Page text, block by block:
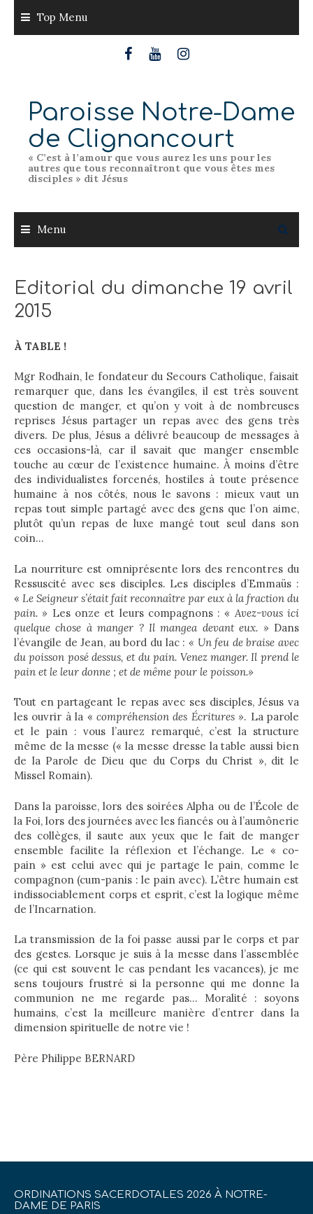
content
Top Menu
Paroisse Notre-Dame
de Clignancourt
« C’est à l’amour que vous aurez les uns pour les
autres que tous reconnaîtront que vous êtes mes
disciples » dit Jésus
Menu
Editorial du dimanche 19 avril
2015
À TABLE !
Mgr Rodhain, le fondateur du Secours Catholique, faisait
remarquer que, dans les évangiles, il est très souvent
question de manger, et qu’on y voit à de nombreuses
reprises Jésus partager un repas avec des gens très
divers. De plus, Jésus a délivré beaucoup de messages à
ces occasions-là, car il savait que manger ensemble
touche au cœur de l’existence humaine. À moins d’être
des individualistes forcenés, hostiles à toute présence
humaine à nos côtés, nous le savons : mieux vaut un
repas tout simple partagé avec des gens que l’on aime,
plutôt qu’un repas de luxe mangé tout seul dans son
coin…
La nourriture est omniprésente lors des rencontres du
Ressuscité avec ses disciples. Les disciples d’Emmaüs :
« Le Seigneur s’était fait reconnaître par eux à la fraction du
pain. » Les onze et leurs compagnons : « Avez-vous ici
quelque chose à manger ? Il mangea devant eux. » Dans
l’évangile de Jean, au bord du lac : « Un feu de braise avec
du poisson posé dessus, et du pain. Venez manger. Il prend le
pain et le leur donne ; et de même pour le poisson.»
Tout en partageant le repas avec ses disciples, Jésus va
les ouvrir à la « compréhension des Écritures ». La parole
et le pain : vous l’aurez remarqué, c’est la structure
même de la messe (« la messe dresse la table aussi bien
de la Parole de Dieu que du Corps du Christ », dit le
Missel Romain).
Dans la paroisse, lors des soirées Alpha ou de l’École de
la Foi, lors des journées avec les fiancés ou à l’aumônerie
des collèges, il saute aux yeux que le fait de manger
ensemble facilite la réflexion et l’échange. Le « co-
pain » est celui avec qui je partage le pain, comme le
compagnon (cum-panis : le pain avec). L’être humain est
indissociablement corps et esprit, c’est la logique même
de l’Incarnation.
La transmission de la foi passe aussi par le corps et par
des gestes. Lorsque je suis à la messe dans l’assemblée
(ce qui est souvent le cas pendant les vacances), je me
sens toujours frustré si la personne qui me donne la
communion ne me regarde pas… Moralité : soyons
humains, c’est la meilleure manière d’entrer dans la
dimension spirituelle de notre vie !
Père Philippe BERNARD
ORDINATIONS SACERDOTALES 2026 À NOTRE-
DAME DE PARIS